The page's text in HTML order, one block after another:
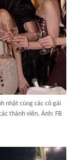
nhật cùng các cô gái
thành viên. Ảnh: FB